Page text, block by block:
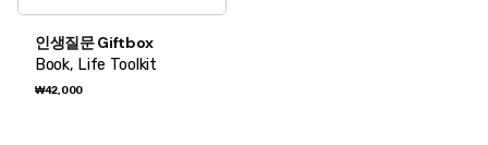
인생질문 Giftbox
Book Life Toolkit
₩42,000